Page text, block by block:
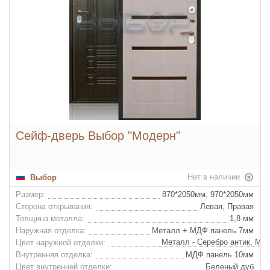
Сейф-дверь Выбор "Модерн"
Выбор
Нет в наличии
Размер:
870*2050мм, 970*2050мм
Сторона открывания:
Левая, Правая
Толщина металла:
1,8 мм
Наружная отделка:
Металл + МДФ панель 7мм
Цвет наружной отделки:
Внутренняя отделка:
МДФ панель 10мм
Цвет внутренней отделки:
Беленый дуб